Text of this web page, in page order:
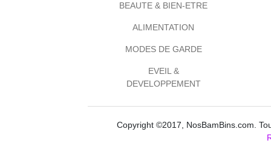
BEAUTE & BIEN-ETRE
ALIMENTATION
MODES DE GARDE
EVEIL &
DEVELOPPEMENT
Copyright ©2017, NosBamBins.com.